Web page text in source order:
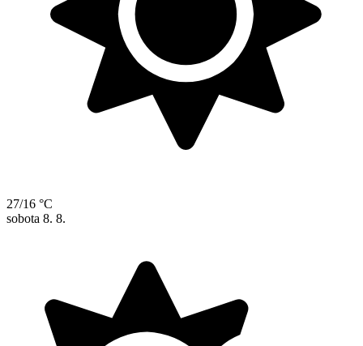
27/16 °C
sobota 8. 8.